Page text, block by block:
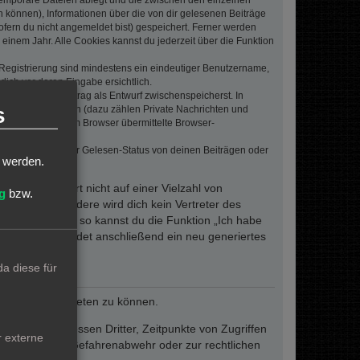
Informationen über die von dir gelesenen Beiträge
du nicht angemeldet bist) gespeichert. Ferner werden
Jahr. Alle Cookies kannst du jederzeit über die Funktion
sind mindestens ein eindeutiger Benutzername,
vor deren Eingabe ersichtlich.
du einen Beitrag als Entwurf zwischenspeicherst. In
von Beiträgen (dazu zählen Private Nachrichten und
Die von deinem Browser übermittelte Browser-
Umfragen, der Gelesen-Status von deinen Beiträgen oder
Passwort nicht auf einer Vielzahl von
Insbesondere wird dich kein Vertreter des
haben, so kannst du die Funktion „Ich habe
und sendet anschließend ein neu generiertes
und anbieten zu können.
den Interessen Dritter, Zeitpunkte von Zugriffen
dies zur Gefahrenabwehr oder zur rechtlichen
bzw.
diese für
externe